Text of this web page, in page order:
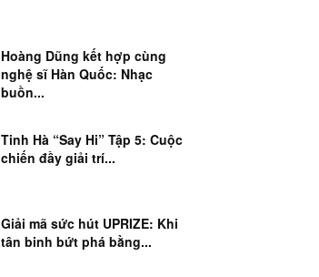
Hoàng Dũng kết hợp cùng
nghệ sĩ Hàn Quốc: Nhạc
buồn...
Tinh Hà “Say Hi” Tập 5: Cuộc
chiến đầy giải trí...
Giải mã sức hút UPRIZE: Khi
tân binh bứt phá bằng...